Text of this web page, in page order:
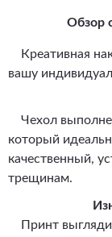
Обзор
Креативная
вашу
Чехол
который
качественный,
трещинам.
Принт